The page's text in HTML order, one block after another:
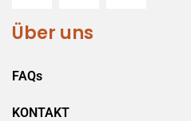
Über uns
FAQs
KONTAKT